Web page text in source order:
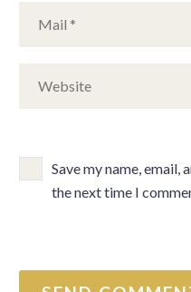
Save my name,
the next time I